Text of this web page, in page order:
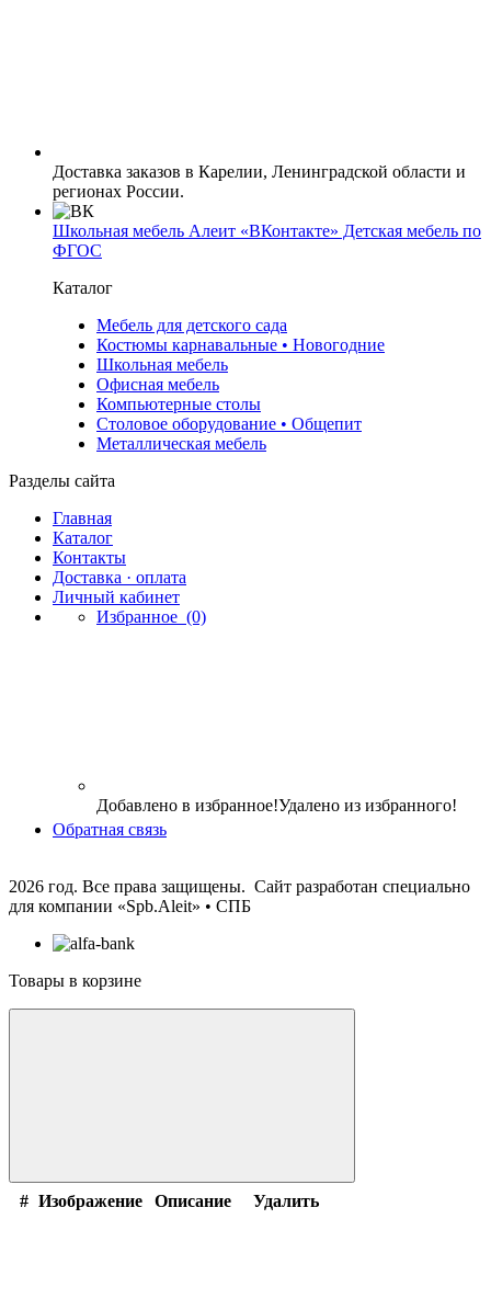
Доставка заказов в Карелии, Ленинградской области и
регионах России.
Школьная мебель Алеит «ВКонтакте» Детская мебель по
ФГОС
Каталог
Мебель для детского сада
Костюмы карнавальные • Новогодние
Школьная мебель
Офисная мебель
Компьютерные столы
Столовое оборудование • Общепит
Металлическая мебель
Разделы сайта
Главная
Каталог
Контакты
Доставка · оплата
Личный кабинет
Избранное (0)
Добавлено в избранное!Удалено из избранного!
Обратная связь
2026 год. Все права защищены. Сайт разработан специально
для компании «Spb.Aleit» • СПБ
Товары в корзине
# Изображение Описание Удалить